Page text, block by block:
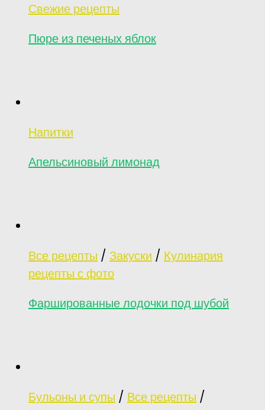
Свежие рецепты
Пюре из печеных яблок
Напитки
Апельсиновый лимонад
Все рецепты / Закуски / Кулинария
рецепты с фото
Фаршированные лодочки под шубой
Бульоны и супы / Все рецепты /